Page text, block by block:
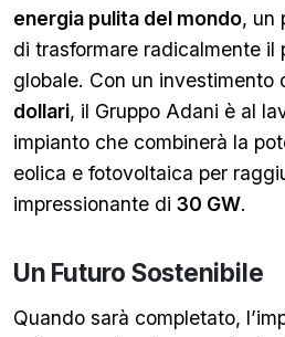
energia pulita del mondo, un
di trasformare radicalmente il
globale. Con un investimento
dollari, il Gruppo Adani è al
impianto che combinerà la
eolica e fotovoltaica per
impressionante di 30 GW.
Un Futuro Sostenibile
Quando sarà completato,